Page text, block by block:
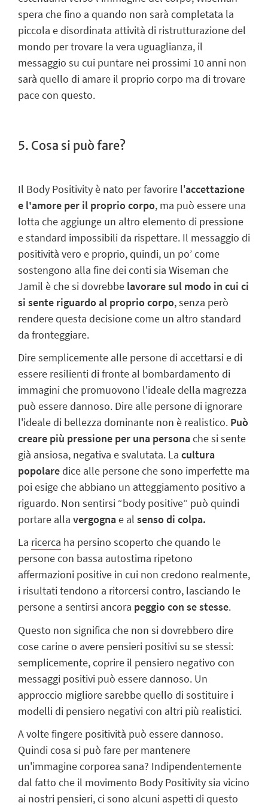
spera che fino a quando non sarà completata la
piccola e disordinata attività di ristrutturazione del
mondo per trovare la vera uguaglianza, il
messaggio su cui puntare nei prossimi 10 anni non
sarà quello di amare il proprio corpo ma di trovare
pace con questo.
5. Cosa si può fare?
Il Body Positivity è nato per favorire l'accettazione
e l'amore per il proprio corpo, ma può essere una
lotta che aggiunge un altro elemento di pressione
e standard impossibili da rispettare. Il messaggio di
positività vero e proprio, quindi, un po’ come
sostengono alla fine dei conti sia Wiseman che
Jamil è che si dovrebbe lavorare sul modo in cui ci
si sente riguardo al proprio corpo, senza però
rendere questa decisione come un altro standard
da fronteggiare.
Dire semplicemente alle persone di accettarsi e di
essere resilienti di fronte al bombardamento di
immagini che promuovono l'ideale della magrezza
può essere dannoso. Dire alle persone di ignorare
l'ideale di bellezza dominante non è realistico. Può
creare più pressione per una personache si sente
già ansiosa, negativa e svalutata. La cultura
popolaredice alle persone che sono imperfette ma
poi esige che abbiano un atteggiamento positivo a
riguardo. Non sentirsi “body positive” può quindi
portare alla vergognae al senso di colpa.
La ricerca ha persino scoperto che quando le
persone con bassa autostima ripetono
affermazioni positive in cui non credono realmente,
i risultati tendono a ritorcersi contro, lasciando le
persone a sentirsi ancora peggio con se stesse.
Questo non significa che non si dovrebbero dire
cose carine o avere pensieri positivi su se stessi:
semplicemente, coprire il pensiero negativo con
messaggi positivi può essere dannoso. Un
approccio migliore sarebbe quello di sostituire i
modelli di pensiero negativi con altri più realistici.
A volte fingere positività può essere dannoso.
Quindi cosa si può fare per mantenere
un'immagine corporea sana? Indipendentemente
dal fatto che il movimento Body Positivity sia vicino
ai nostri pensieri, ci sono alcuni aspetti di questo